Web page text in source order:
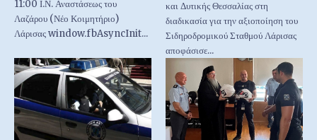
11:00 Ι.Ν. Αναστάσεως του
Λαζάρου (Νέο Κοιμητήριο)
Λάρισας window.fbAsyncInit...
και Δυτικής Θεσσαλίας στη
διαδικασία για την αξιοποίηση του
Σιδηροδρομικού Σταθμού Λάρισας
αποφάσισε...